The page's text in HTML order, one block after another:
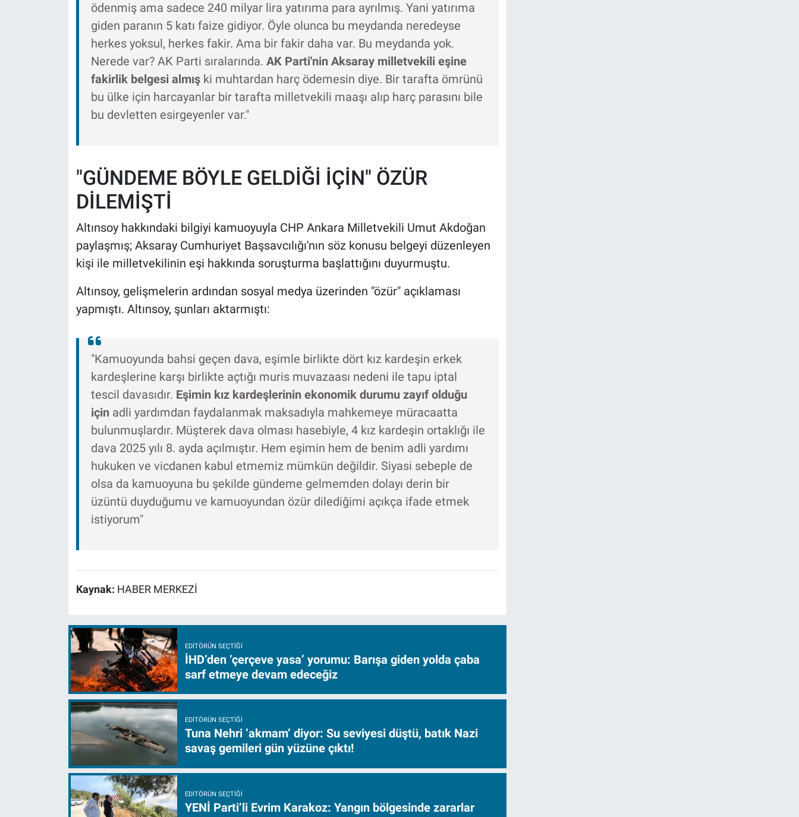
ödenmiş ama sadece 240 milyar lira yatırıma para ayrılmış. Yani yatırıma
giden paranın 5 katı faize gidiyor. Öyle olunca bu meydanda neredeyse
herkes yoksul, herkes fakir. Ama bir fakir daha var. Bu meydanda yok.
Nerede var? AK Parti sıralarında. AK Parti'nin Aksaray milletvekili eşine
fakirlik belgesi almış ki muhtardan harç ödemesin diye. Bir tarafta ömrünü
bu ülke için harcayanlar bir tarafta milletvekili maaşı alıp harç parasını bile
bu devletten esirgeyenler var."
"GÜNDEME BÖYLE GELDİĞİ İÇİN" ÖZÜR
DİLEMİŞTİ
Altınsoy hakkındaki bilgiyi kamuoyuyla CHP Ankara Milletvekili Umut Akdoğan
paylaşmış; Aksaray Cumhuriyet Başsavcılığı'nın söz konusu belgeyi düzenleyen
kişi ile milletvekilinin eşi hakkında soruşturma başlattığını duyurmuştu.
Altınsoy, gelişmelerin ardından sosyal medya üzerinden "özür" açıklaması
yapmıştı. Altınsoy, şunları aktarmıştı:
"Kamuoyunda bahsi geçen dava, eşimle birlikte dört kız kardeşin erkek
kardeşlerine karşı birlikte açtığı muris muvazaası nedeni ile tapu iptal
tescil davasıdır. Eşimin kız kardeşlerinin ekonomik durumu zayıf olduğu
için adli yardımdan faydalanmak maksadıyla mahkemeye müracaatta
bulunmuşlardır. Müşterek dava olması hasebiyle, 4 kız kardeşin ortaklığı ile
dava 2025 yılı 8. ayda açılmıştır. Hem eşimin hem de benim adli yardımı
hukuken ve vicdanen kabul etmemiz mümkün değildir. Siyasi sebeple de
olsa da kamuoyuna bu şekilde gündeme gelmemden dolayı derin bir
üzüntü duyduğumu ve kamuoyundan özür dilediğimi açıkça ifade etmek
istiyorum"
Kaynak: HABER MERKEZİ
EDITÖRÜN SEÇTIĞI
İHD’den ‘çerçeve yasa’ yorumu: Barışa giden yolda çaba
sarf etmeye devam edeceğiz
EDITÖRÜN SEÇTIĞI
Tuna Nehri ‘akmam’ diyor: Su seviyesi düştü, batık Nazi
savaş gemileri gün yüzüne çıktı!
EDITÖRÜN SEÇTIĞI
YENİ Parti’li Evrim Karakoz: Yangın bölgesinde zararlar